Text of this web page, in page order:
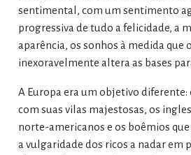
sentimental, com um sentimento
progressiva de tudo a felicidade, a
aparência, os sonhos à medida que
inexoravelmente altera as bases
A Europa era um objetivo diferente:
com suas vilas majestosas, os
norte-americanos e os boêmios
a vulgaridade dos ricos a nadar em